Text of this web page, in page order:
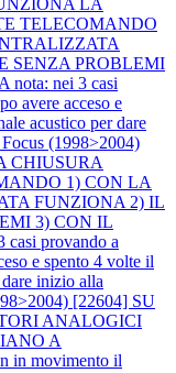
TELECOMANDO
SENZA PROBLEMI
nei 3 casi
avere acceso e
acustico per dare
(1998>2004)
CHIUSURA
1) CON LA
FUNZIONA 2) IL
3) CON IL
provando a
e spento 4 volte il
inizio alla
[22604] SU
ANALOGICI
A
in movimento il